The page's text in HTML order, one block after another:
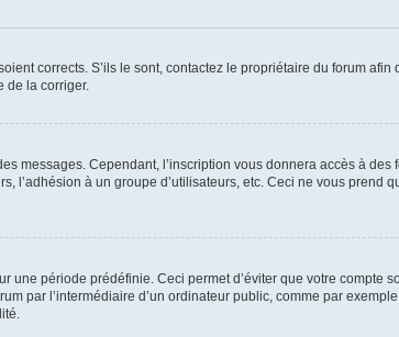
corrects. S’ils le sont, contactez le propriétaire du forum
de la corriger.
messages. Cependant, l’inscription vous donnera accès à
à un groupe d’utilisateurs, etc. Ceci ne vous prend
période prédéfinie. Ceci permet d’éviter que votre compte
par l’intermédiaire d’un ordinateur public, comme par